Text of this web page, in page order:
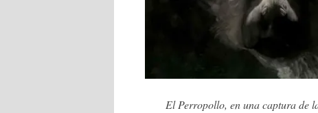
El Perropollo, en una captura de